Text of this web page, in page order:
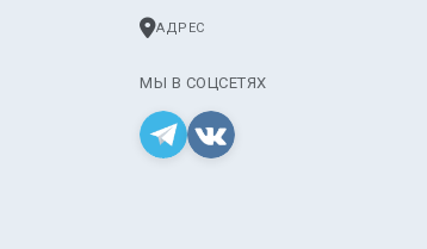
АДРЕС
МЫ В СОЦСЕТЯХ